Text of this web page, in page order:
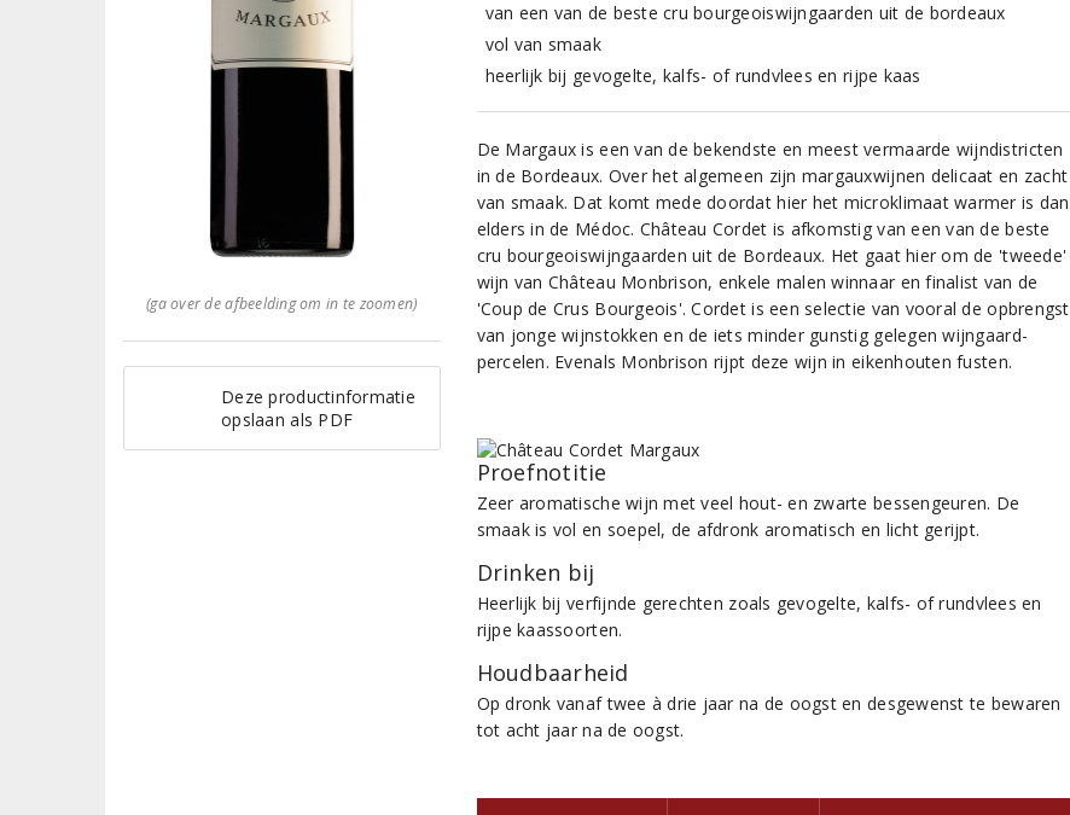
(ga over de afbeelding om in te zoomen)
Deze productinformatie
opslaan als PDF
van een van de beste cru bourgeoiswijngaarden uit de bordeaux
vol van smaak
heerlijk bij gevogelte, kalfs- of rundvlees en rijpe kaas
De Margaux is een van de bekendste en meest vermaarde wijndistricten
in de Bordeaux. Over het algemeen zijn margauxwijnen delicaat en zacht
van smaak. Dat komt mede doordat hier het microklimaat warmer is dan
elders in de Médoc. Château Cordet is afkomstig van een van de beste
cru bourgeoiswijngaarden uit de Bordeaux. Het gaat hier om de 'tweede'
wijn van Château Monbrison, enkele malen winnaar en finalist van de
'Coup de Crus Bourgeois'. Cordet is een selectie van vooral de opbrengst
van jonge wijnstokken en de iets minder gunstig gelegen wijngaard-
percelen. Evenals Monbrison rijpt deze wijn in eikenhouten fusten.
Proefnotitie
Zeer aromatische wijn met veel hout- en zwarte bessengeuren. De
smaak is vol en soepel, de afdronk aromatisch en licht gerijpt.
Drinken bij
Heerlijk bij verfijnde gerechten zoals gevogelte, kalfs- of rundvlees en
rijpe kaassoorten.
Houdbaarheid
Op dronk vanaf twee à drie jaar na de oogst en desgewenst te bewaren
tot acht jaar na de oogst.